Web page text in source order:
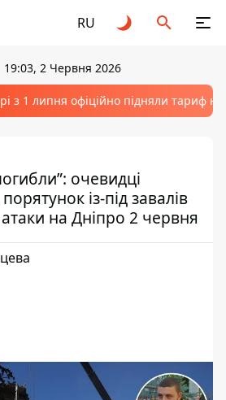
RU
19:03, 2 Червня 2026
з 1 липня офіційно підняли тариф
очевидці
із-під завалів
атаки на Дніпро 2 червня